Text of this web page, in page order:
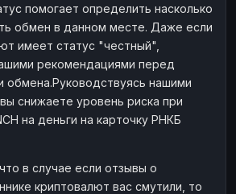
помогает определить насколько
обмен в данном месте. Даже если
имеет статус "честный",
рекомендациями перед
обмена.Руководствуясь нашими
снижаете уровень риска при
на деньги на карточку РНКБ
в случае если отзывы о
криптовалют вас смутили, то